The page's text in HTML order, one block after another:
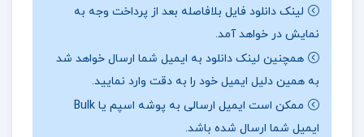
همسرش اگنس و خواهرش لارا قرار می‌گیرد. اگنس،
پس از مرگ پدرش، به تأملی عمیق درباره زندگی‌اش
می‌پردازد و درمی‌یابد که با وجود زندگی مطلوب با پل،
هرگز عشق واقعی را تجربه نکرده است. در مقابل، لارا
پس از جدایی از همسرش، همواره شهوت را با عشق
لینک دانلود فایل بلافاصله بعد از پرداخت وجه به
نمایش در خواهد آمد.
همچنین لینک دانلود به ایمیل شما ارسال خواهد شد
به همین دلیل ایمیل خود را به دقت وارد نمایید.
ممکن است ایمیل ارسالی به پوشه اسپم یا Bulk
ایمیل شما ارسال شده باشد.